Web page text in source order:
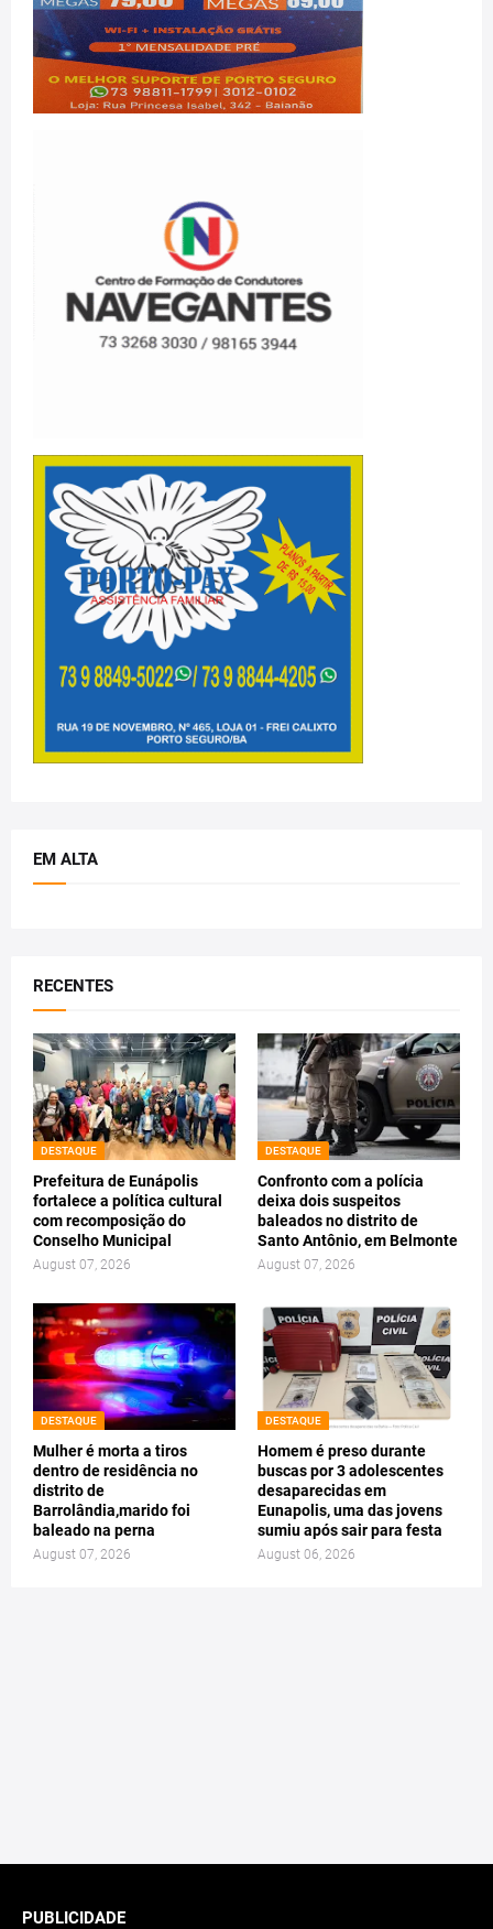
EM ALTA
RECENTES
DESTAQUE
Prefeitura de Eunápolis
fortalece a política cultural
com recomposição do
Conselho Municipal
August 07, 2026
DESTAQUE
Confronto com a polícia
deixa dois suspeitos
baleados no distrito de
Santo Antônio, em Belmonte
August 07, 2026
DESTAQUE
Mulher é morta a tiros
dentro de residência no
distrito de
Barrolândia,marido foi
baleado na perna
August 07, 2026
DESTAQUE
Homem é preso durante
buscas por 3 adolescentes
desaparecidas em
Eunapolis, uma das jovens
sumiu após sair para festa
August 06, 2026
PUBLICIDADE